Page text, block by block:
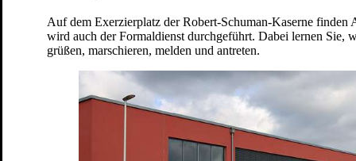
Auf dem Exerzierplatz der Robert-Schuman-Kaserne finden
wird auch der Formaldienst durchgeführt. Dabei lernen Sie,
grüßen, marschieren, melden und antreten.
Bundeswehr/Deutsch-Französisches
Versorgungsbataillon